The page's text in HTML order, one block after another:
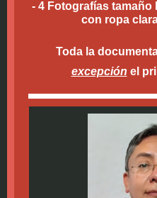
- 4 Fotografías
con ropa
Toda la
excepción el